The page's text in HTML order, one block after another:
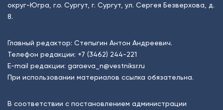
округ-Югра, г.о. Сургут, г. Сургут, ул. Сергея Безверхова, д.
8.
Главный редактор: Степыгин Антон Андреевич.
Телефон редакции: +7 (3462) 244-221
E-mail редакции: garaeva_n@vestniksr.ru
При использовании материалов ссылка обязательна.
В соответствии с постановлением администрации